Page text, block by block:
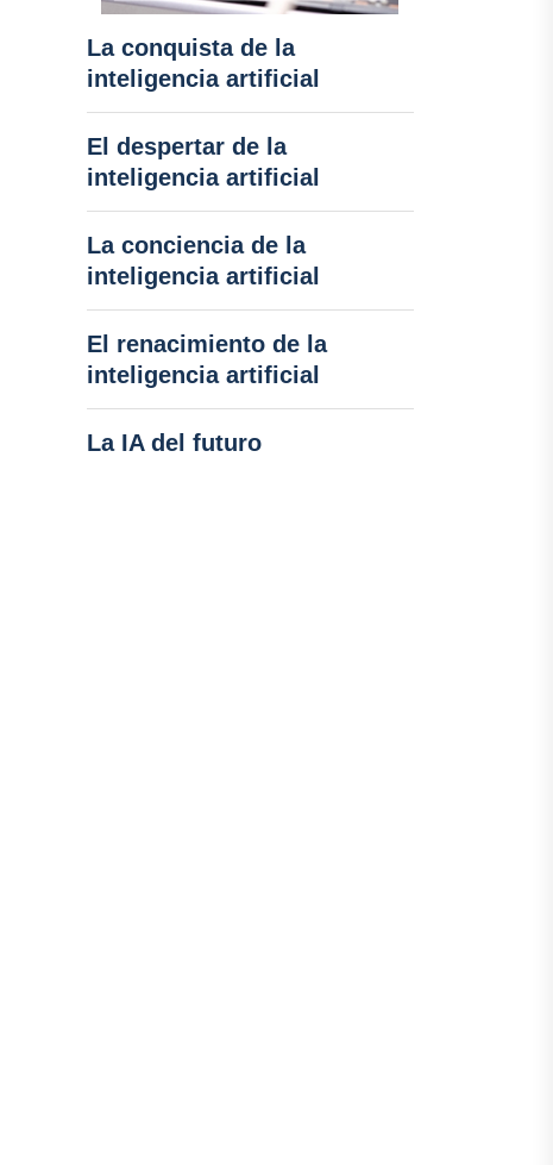
La conquista de la
inteligencia artificial
El despertar de la
inteligencia artificial
La conciencia de la
inteligencia artificial
El renacimiento de la
inteligencia artificial
La IA del futuro